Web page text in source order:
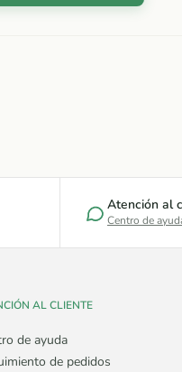
Atención al
Centro de
AL CLIENTE
de ayuda
de pedidos